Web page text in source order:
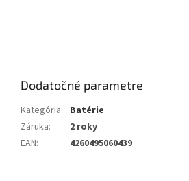
Dodatočné parametre
Kategória: Batérie
Záruka:
2 roky
EAN: 4260495060439